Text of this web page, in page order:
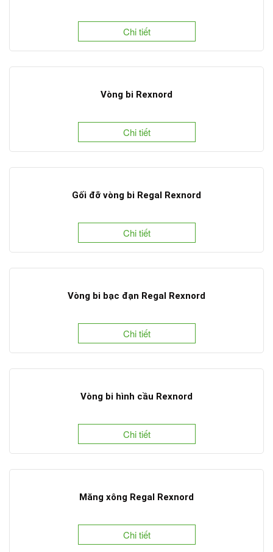
Chi tiết
Vòng bi Rexnord
Chi tiết
Gối đỡ vòng bi Regal Rexnord
Chi tiết
Vòng bi bạc đạn Regal Rexnord
Chi tiết
Vòng bi hình cầu Rexnord
Chi tiết
Măng xông Regal Rexnord
Chi tiết